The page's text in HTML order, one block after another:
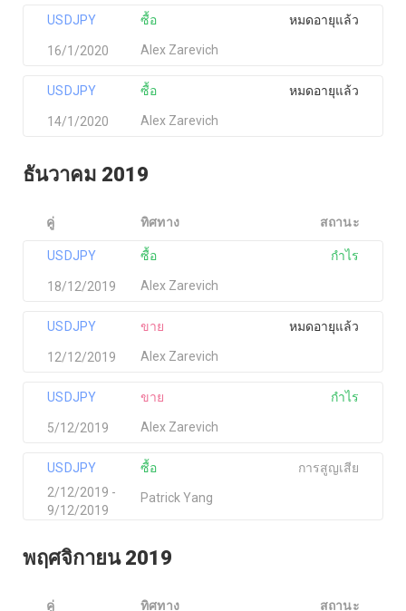
USDJPY
Alex Zarevich
ซื้อ
16/1/2020
หมดอายุแล้ว
USDJPY
Alex Zarevich
ซื้อ
14/1/2020
หมดอายุแล้ว
ธันวาคม 2019
คู่ ทิศทาง สถานะ
USDJPY
Alex Zarevich
ซื้อ
18/12/2019
กำไร
USDJPY
Alex Zarevich
ขาย
12/12/2019
หมดอายุแล้ว
USDJPY
Alex Zarevich
ขาย
5/12/2019
กำไร
USDJPY
Patrick Yang
ซื้อ
2/12/2019 -
9/12/2019
การสูญเสีย
พฤศจิกายน 2019
คู่ ทิศทาง สถานะ